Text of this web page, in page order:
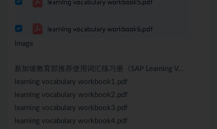
Image
新加坡教育部推荐使用词汇练习册《SAP Learning V…
learning vocabulary workbook1.pdf
learning vocabulary workbook2.pdf
learning vocabulary workbook3.pdf
learning vocabulary workbook4.pdf